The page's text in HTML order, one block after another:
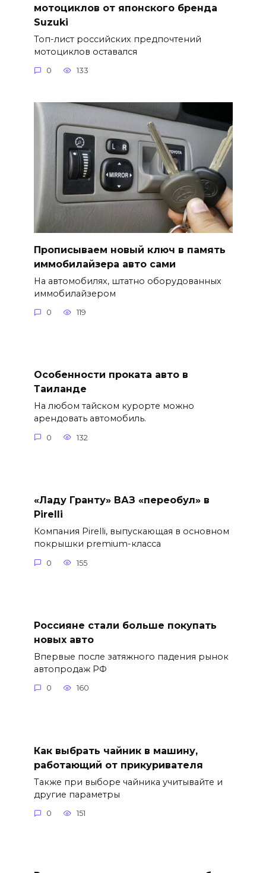
мотоциклов от японского бренда
Suzuki
Топ-лист российских предпочтений
мотоциклов оставался
0 133
Прописываем новый ключ в память
иммобилайзера авто сами
На автомобилях, штатно оборудованных
иммобилайзером
0 119
Особенности проката авто в
Таиланде
На любом тайском курорте можно
арендовать автомобиль.
0 132
«Ладу Гранту» ВАЗ «переобул» в
Pirelli
Компания Pirelli, выпускающая в основном
покрышки premium-класса
0 155
Россияне стали больше покупать
новых авто
Впервые после затяжного падения рынок
автопродаж РФ
0 160
Как выбрать чайник в машину,
работающий от прикуривателя
Также при выборе чайника учитывайте и
другие параметры
0 151